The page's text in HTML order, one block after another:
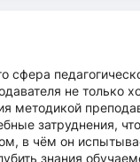
сфера
не только
методикой
затруднения,
в чём он
знания